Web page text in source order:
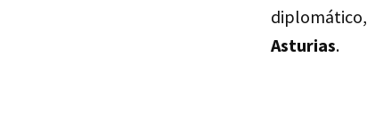
diplomático,
Asturias.